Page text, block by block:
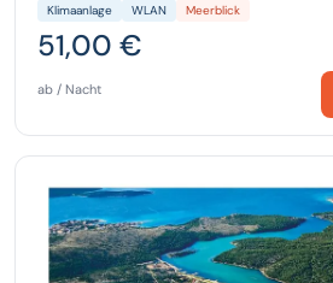
Klimaanlage WLAN Meerblick
51,00 €
ab / Nacht